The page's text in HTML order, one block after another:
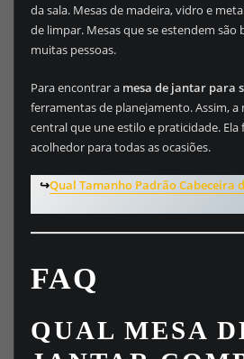
da sala. Mesas de madeira, vidro e
de limpar. Mesas que se estendem são
muitas pessoas.
Para encontrar a mesa de jantar para
ferramentas de planejamento. Assim, a
central que une estilo e praticidade. Ela
acolhedor para todas as ocasiões.
↪️Qual Tamanho Padrão Cabeceira
FAQ
QUAL MESA